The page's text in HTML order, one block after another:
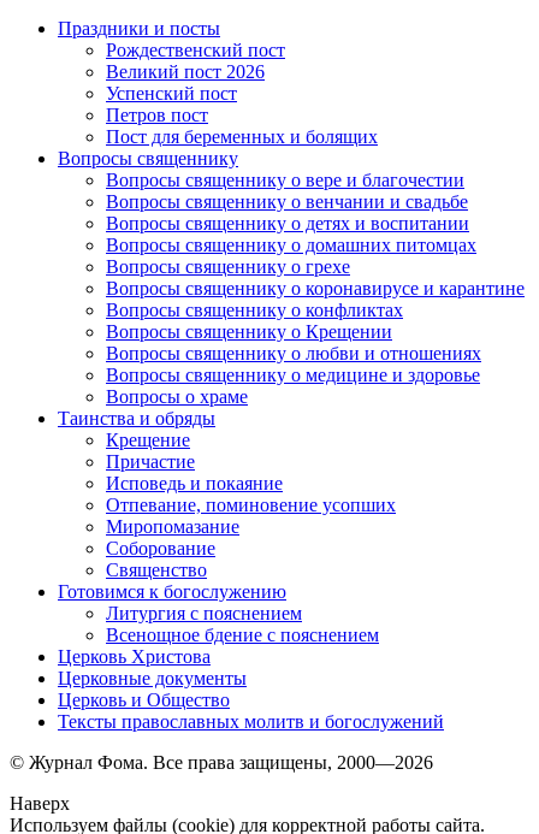
Праздники и посты
Рождественский пост
Великий пост 2026
Успенский пост
Петров пост
Пост для беременных и болящих
Вопросы священнику
Вопросы священнику о вере и благочестии
Вопросы священнику о венчании и свадьбе
Вопросы священнику о детях и воспитании
Вопросы священнику о домашних питомцах
Вопросы священнику о грехе
Вопросы священнику о коронавирусе и карантине
Вопросы священнику о конфликтах
Вопросы священнику о Крещении
Вопросы священнику о любви и отношениях
Вопросы священнику о медицине и здоровье
Вопросы о храме
Таинства и обряды
Крещение
Причастие
Исповедь и покаяние
Отпевание, поминовение усопших
Миропомазание
Соборование
Священство
Готовимся к богослужению
Литургия с пояснением
Всенощное бдение с пояснением
Церковь Христова
Церковные документы
Церковь и Общество
Тексты православных молитв и богослужений
© Журнал Фома. Все права защищены, 2000—2026
Наверх
Используем файлы (cookie) для корректной работы сайта.